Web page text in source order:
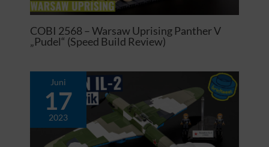
COBI 2568 – Warsaw Uprising Panther V
„Pudel“ (Speed Build Review)
Juni
17
2023